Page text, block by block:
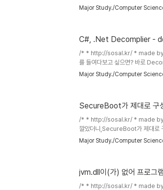
지만, 기본적으로 developer 가입
해서 등록하는 과정입니다. 하나
id만을 사용하도록 되어있습니다.
Major Study./Computer
C#, .Net Decomplier -
/* * http://sosal.kr/ * made by
를 들여다보고 싶으면? 바로
Reflector, justdecomplie,
줄어든다곤 하는데 사실 제가 소스
에 대한..
Major Study./Computer
SecureBoot가 제대로 구
/* * http://sosal.kr/ * made by
깔았더니,SecureBoot가 제대로
고, 어쨋던 지워야하니 좀 알아봤
요..http://
서 다운로..
Major Study./Computer
jvm.dll이(가) 없어 프로그
/* * http://sosal.kr/ * made by